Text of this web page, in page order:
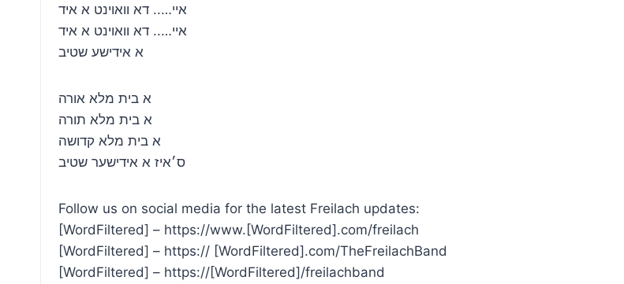
איי….. דא וואוינט א איד
איי….. דא וואוינט א איד
א אידישע שטיב
א בית מלא אורה
א בית מלא תורה
א בית מלא קדושה
ס׳איז א אידישער שטיב
Follow us on social media for the latest Freilach updates:
[WordFiltered] – https://www.[WordFiltered].com/freilach
[WordFiltered] – https:// [WordFiltered].com/TheFreilachBand
[WordFiltered] – https://[WordFiltered]/freilachband